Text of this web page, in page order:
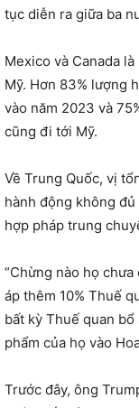
tục diễn ra giữa ba
Mexico và Canada
Mỹ. Hơn 83% lượng
vào năm 2023 và
cũng đi tới Mỹ.
Về Trung Quốc, vị
hành động không
hợp pháp trung
“Chừng nào họ
áp thêm 10% Thuế
bất kỳ Thuế quan bổ
phẩm của họ vào
Trước đây, ông